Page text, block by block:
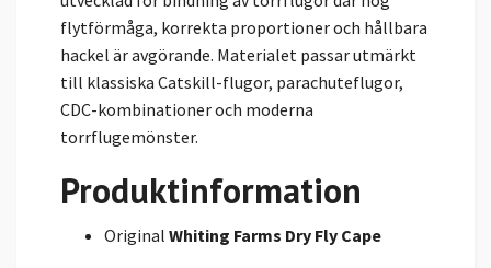
flytförmåga, korrekta proportioner och hållbara
hackel är avgörande. Materialet passar utmärkt
till klassiska Catskill-flugor, parachuteflugor,
CDC-kombinationer och moderna
torrflugemönster.
Produktinformation
Original Whiting Farms Dry Fly Cape